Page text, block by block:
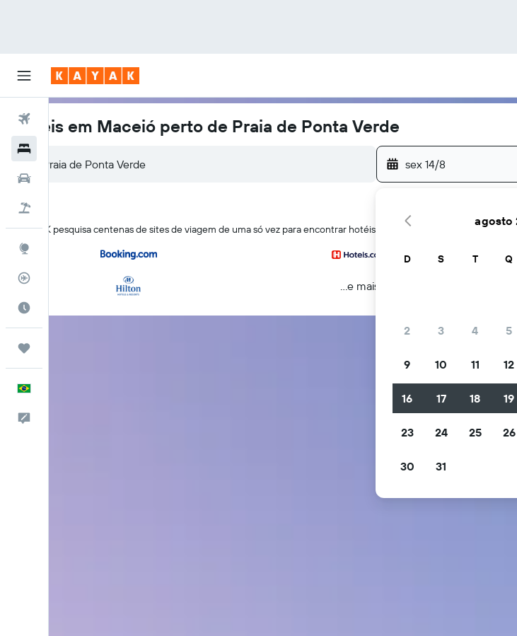
Voos
Rastreador de voos
Hotéis em Maceió perto de Praia de Ponta Verde
sex 14/8
O KAYAK pesquisa centenas de sites de viagem de uma só vez para encontrar hotéis perto de Praia de Ponta Verde
...e mais
agosto
D S T Q
2 3 4 5
9 10 11 12
16 17 18 19
23 24 25 26
30 31